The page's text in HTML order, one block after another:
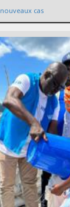
nouveaux cas